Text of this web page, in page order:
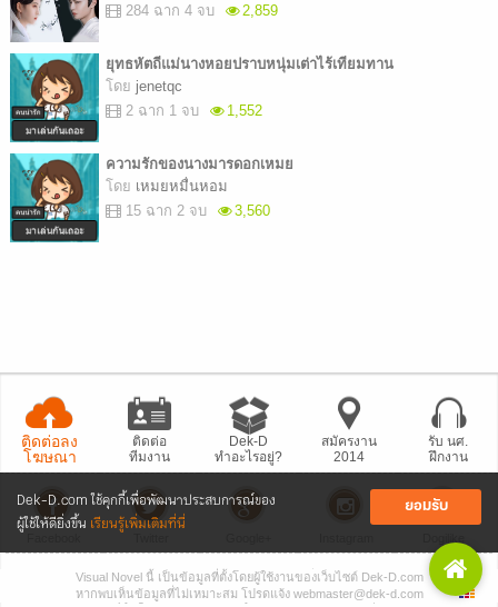
Dek-D.com ใช้คุกกี้เพื่อพัฒนาประสบการณ์ของ
ผู้ใช้ให้ดียิ่งขึ้น เรียนรู้เพิ่มเติมที่นี่
ยอมรับ
284 ฉาก 4 จบ
2,859
ยุทธหัตถีแม่นางหอยปราบหนุ่มเต่าไร้เทียมทาน
โดย jenetqc
2 ฉาก 1 จบ
1,552
ความรักของนางมารดอกเหมย
โดย เหมยหมื่นหอม
15 ฉาก 2 จบ
3,560
ติดต่อลง
โฆษณา
ติดต่อ
ทีมงาน
Dek-D
ทำอะไรอยู่?
สมัครงาน
2014
รับ นศ.
ฝึกงาน
• แจ้งปัญหาเว็บไซต์ • Dek-D เป็นข่าว
• เที่ยวออฟฟิศ Dek-D
Copyright © 1999 - 2026 by Dek-D Interactive Co.,Ltd.
Visual Novel นี้ เป็นข้อมูลที่ตั้งโดยผู้ใช้งานของเว็บไซต์ Dek-D.com
หากพบเห็นข้อมูลที่ไม่เหมาะสม โปรดแจ้ง webmaster@dek-d.com